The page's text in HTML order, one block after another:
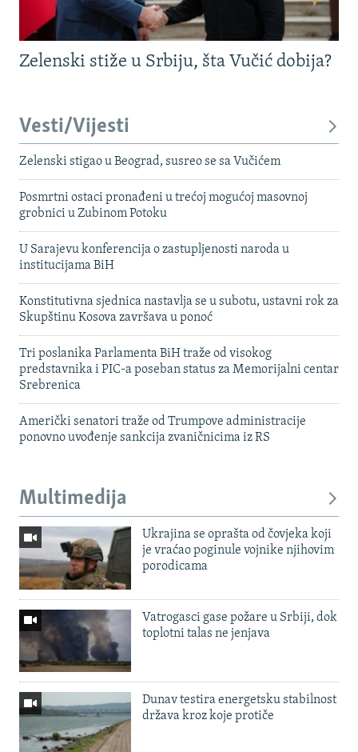
Zelenski stiže u Srbiju, šta Vučić dobija?
Vesti/Vijesti
Zelenski stigao u Beograd, susreo se sa Vučićem
Posmrtni ostaci pronađeni u trećoj mogućoj masovnoj
grobnici u Zubinom Potoku
U Sarajevu konferencija o zastupljenosti naroda u
institucijama BiH
Konstitutivna sjednica nastavlja se u subotu, ustavni rok za
Skupštinu Kosova završava u ponoć
Tri poslanika Parlamenta BiH traže od visokog
predstavnika i PIC-a poseban status za Memorijalni centar
Srebrenica
Američki senatori traže od Trumpove administracije
ponovno uvođenje sankcija zvaničnicima iz RS
Multimedija
Ukrajina se oprašta od čovjeka koji
je vraćao poginule vojnike njihovim
porodicama
Vatrogasci gase požare u Srbiji, dok
toplotni talas ne jenjava
Dunav testira energetsku stabilnost
država kroz koje protiče